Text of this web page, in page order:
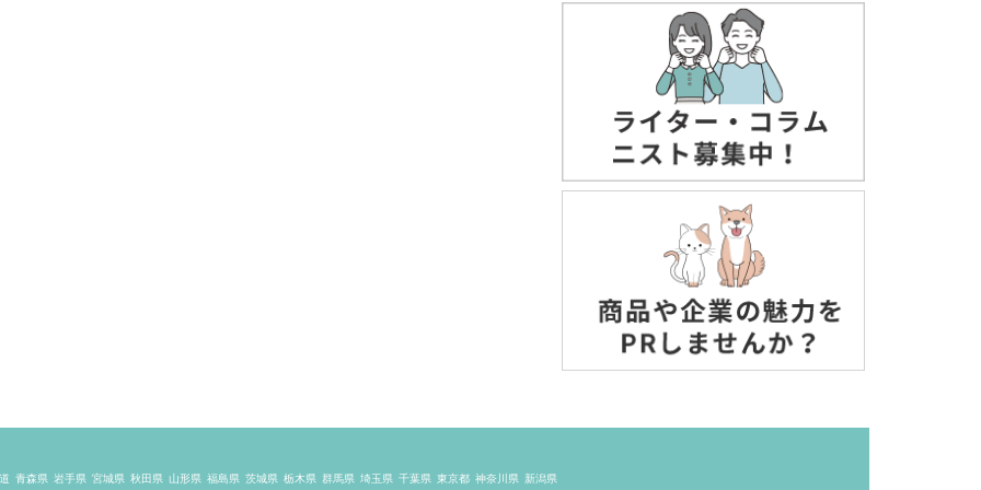
青森県 岩手県 宮城県 秋田県 山形県 福島県 茨城県 栃木県 群馬県 埼玉県 千葉県 東京都 神奈川県 新潟県